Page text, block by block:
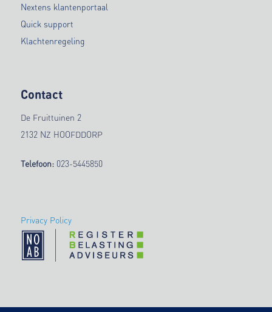
Nextens klantenportaal
Quick support
Klachtenregeling
Contact
De Fruittuinen 2
2132 NZ HOOFDDORP
Telefoon:023-5445850
Privacy Policy